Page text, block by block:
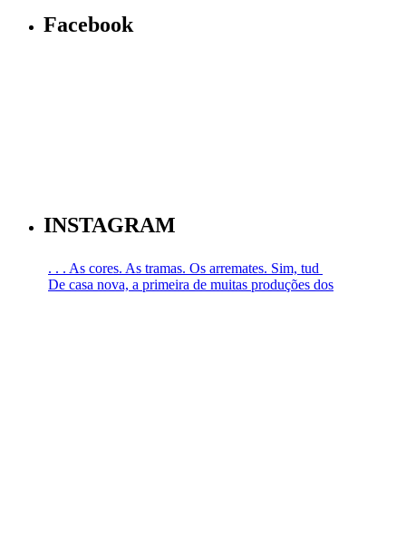
Facebook
INSTAGRAM
. . . As cores. As tramas. Os arremates. Sim, tud
De casa nova, a primeira de muitas produções dos